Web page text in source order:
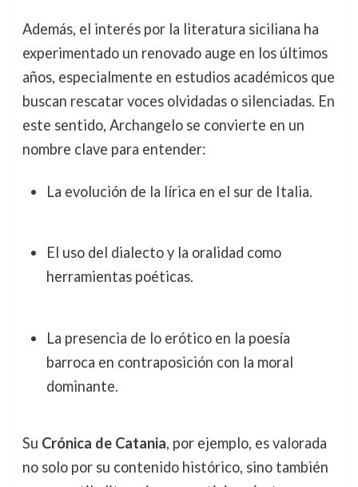
Además, el interés por la literatura siciliana ha
experimentado un renovado auge en los últimos
años, especialmente en estudios académicos que
buscan rescatar voces olvidadas o silenciadas. En
este sentido, Archangelo se convierte en un
nombre clave para entender:
La evolución de la lírica en el sur de Italia.
El uso del dialecto y la oralidad como
herramientas poéticas.
La presencia de lo erótico en la poesía
barroca en contraposición con la moral
dominante.
Su Crónica de Catania, por ejemplo, es valorada
no solo por su contenido histórico, sino también